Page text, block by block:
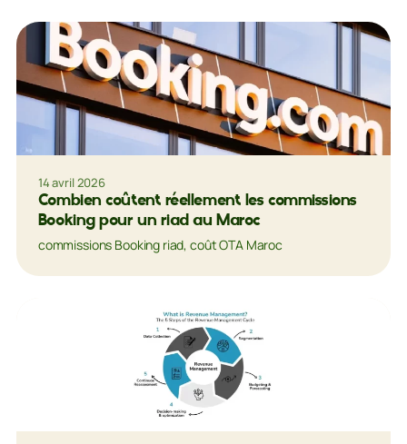
14 avril 2026
Combien coûtent réellement les commissions
Booking pour un riad au Maroc
commissions Booking riad, coût OTA Maroc